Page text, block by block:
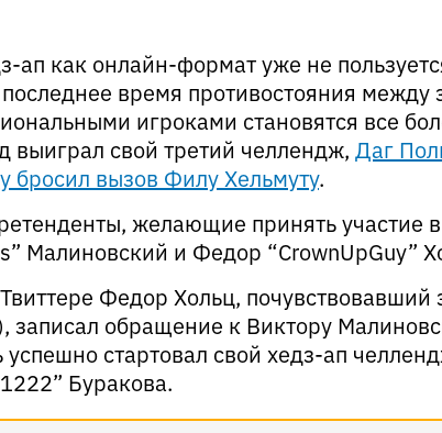
ап как онлайн-формат уже не
время противостояния
игроками становятся все
выиграл свой третий челлендж, Даг
бросил вызов Филу Хельмуту.
желающие принять участие
Малиновский и Федор “CrownUpGuy”
Федор Хольц, почувствовавший
обращение к Виктору
успешно стартовал свой хедз-ап
Буракова.